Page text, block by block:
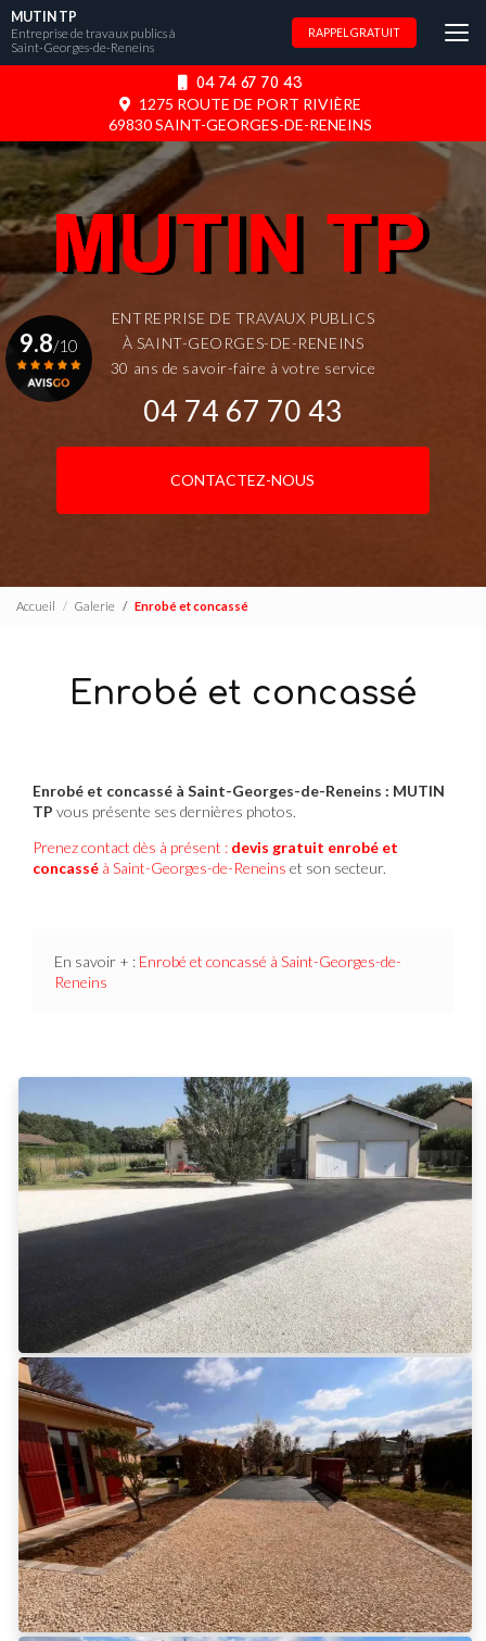
Aller
au
contenu
04 74 67 70 43
1275 ROUTE DE PORT RIVIÈRE
69830 SAINT-GEORGES-DE-RENEINS
MUTIN TP
Entreprise de travaux publics à
Saint-Georges-de-Reneins
RAPPEL GRATUIT
ENTREPRISE DE TRAVAUX PUBLICS
À SAINT-GEORGES-DE-RENEINS
30 ans de savoir-faire à votre service
04 74 67 70 43
CONTACTEZ-NOUS
9.8/10
Accueil Galerie Enrobé et concassé
Enrobé et concassé
Enrobé et concassé à Saint-Georges-de-Reneins : MUTIN
TP vous présente ses dernières photos.
Prenez contact dès à présent : devis gratuit enrobé et
concassé à Saint-Georges-de-Reneins et son secteur.
En savoir + : Enrobé et concassé à Saint-Georges-de-
Reneins